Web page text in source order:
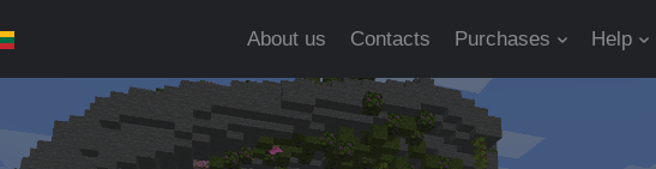
About us Contacts Purchases Help